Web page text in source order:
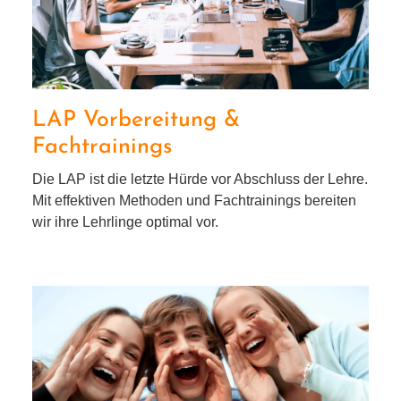
Fachtrainings
LAP Vorbereitung &
Fachtrainings
Die LAP ist die letz­te Hürde vor Abschluss der Lehre.
Mit effek­ti­ven Methoden und Fachtrainings berei­ten
wir ihre Lehrlinge opti­mal vor.
Kommunikation